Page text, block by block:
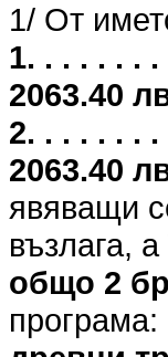
1/ От
1. . . . . . .
2063.40
2. . . . . . .
2063.40
явяващи
възлага,
общо 2
програма: